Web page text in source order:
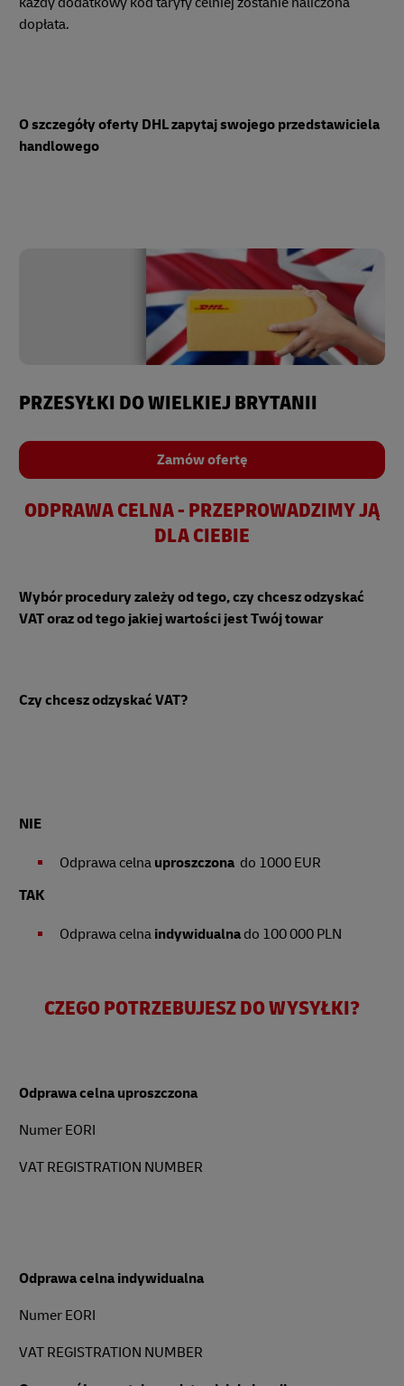
dopłata.
O szczegóły oferty DHL zapytaj swojego przedstawiciela
handlowego
PRZESYŁKI DO WIELKIEJ BRYTANII
Zamów ofertę
ODPRAWA CELNA - PRZEPROWADZIMY JĄ
DLA CIEBIE
Wybór procedury zależy od tego, czy chcesz odzyskać
VAT oraz od tego jakiej wartości jest Twój towar
Czy chcesz odzyskać VAT?
NIE
Odprawa celna uproszczona do 1000 EUR
TAK
Odprawa celna indywidualna do 100 000 PLN
CZEGO POTRZEBUJESZ DO WYSYŁKI?
Odprawa celna uproszczona
Numer EORI
VAT REGISTRATION NUMBER
Odprawa celna indywidualna
Numer EORI
VAT REGISTRATION NUMBER